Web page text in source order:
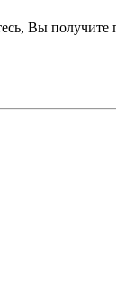
Вы получите